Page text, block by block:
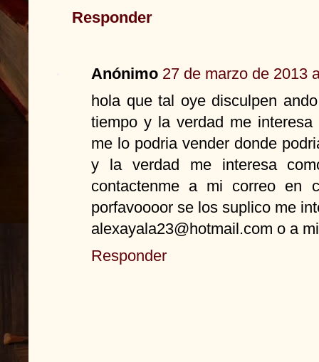
Responder
Anónimo 27 de marzo de 2013
hola que tal oye disculpen
tiempo y la verdad me
me lo podria vender donde
y la verdad me interesa
contactenme a mi correo en
porfavoooor se los suplico me
alexayala23@hotmail.com o a
Responder